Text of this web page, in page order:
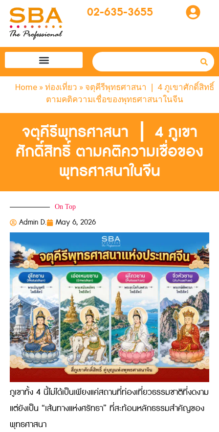
02-635-3655
Home» ท่องเที่ยว » จตุคีรีพุทธศาสนา ❘ 4 ภูเขาศักดิ์สิทธิ์
ตามคติความเชื่อของพุทธศาสนาในจีน
จตุคีรีพุทธศาสนา ❘ 4 ภูเขา
ศักดิ์สิทธิ์ ตามคติความเชื่อของ
พุทธศาสนาในจีน
On Top
Admin D. May 6, 2026
ภูเขาทั้ง 4 นี้ไม่ได้เป็นเพียงแค่สถานที่ท่องเที่ยวธรรมชาติที่งดงาม
แต่ยังเป็น “เส้นทางแห่งศรัทธา” ที่สะท้อนหลักธรรมสำคัญของ
พุทธศาสนา